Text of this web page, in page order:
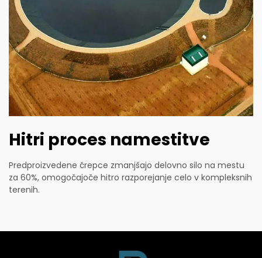
Hitri proces namestitve
Predproizvedene črepce zmanjšajo delovno silo na mestu
za 60%, omogočajoče hitro razporejanje celo v kompleksnih
terenih.